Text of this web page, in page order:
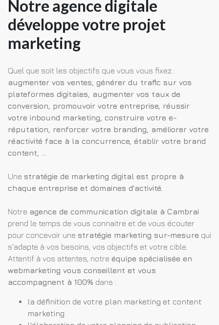
Notre agence digitale
développe votre projet
marketing
Quel que soit les objectifs que vous vous fixez :
augmenter vos ventes, générer du trafic sur vos
plateformes digitales, augmenter vos taux de
conversion, promouvoir votre entreprise, réussir
votre inbound marketing, construire votre e-
réputation, renforcer votre branding, améliorer votre
réactivité face à la concurrence, établir votre brand
content, ...
Une stratégie de marketing digital est propre à
chaque entreprise et domaines d'activité.
Notre agence de communication digitale à Cambrai
prend le temps de vous connaitre et de vous écouter
pour concevoir une stratégie marketing sur-mesure qui
s'adapte à vos besoins, vos objectifs et votre cible.
Attentif à vos attentes, notre équipe spécialisée en
webmarketing vous conseillent et vous
accompagnent à 100% dans :
la définition de votre plan marketing et content
marketing